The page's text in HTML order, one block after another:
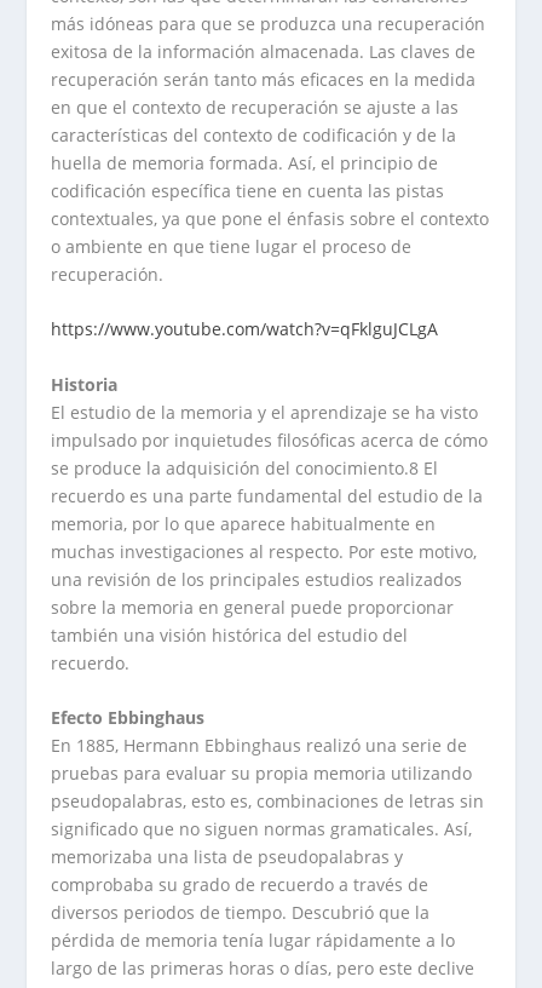
más idóneas para que se produzca una recuperación
exitosa de la información almacenada. Las claves de
recuperación serán tanto más eficaces en la medida
en que el contexto de recuperación se ajuste a las
características del contexto de codificación y de la
huella de memoria formada. Así, el principio de
codificación específica tiene en cuenta las pistas
contextuales, ya que pone el énfasis sobre el contexto
o ambiente en que tiene lugar el proceso de
recuperación.
https://www.youtube.com/watch?v=qFklguJCLgA
Historia
El estudio de la memoria y el aprendizaje se ha visto
impulsado por inquietudes filosóficas acerca de cómo
se produce la adquisición del conocimiento.8 El
recuerdo es una parte fundamental del estudio de la
memoria, por lo que aparece habitualmente en
muchas investigaciones al respecto. Por este motivo,
una revisión de los principales estudios realizados
sobre la memoria en general puede proporcionar
también una visión histórica del estudio del
recuerdo.
Efecto Ebbinghaus
En 1885, Hermann Ebbinghaus realizó una serie de
pruebas para evaluar su propia memoria utilizando
pseudopalabras, esto es, combinaciones de letras sin
significado que no siguen normas gramaticales. Así,
memorizaba una lista de pseudopalabras y
comprobaba su grado de recuerdo a través de
diversos periodos de tiempo. Descubrió que la
pérdida de memoria tenía lugar rápidamente a lo
largo de las primeras horas o días, pero este declive